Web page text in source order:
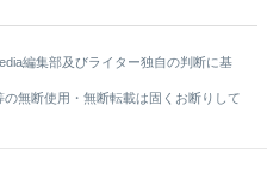
編集部及びライター独自の判断に基
無断使用・無断転載は固くお断りして